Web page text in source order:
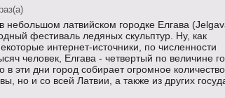
латвийском городке Елгава
фестиваль ледяных скульптур. Ну, как
интернет-источники, по численности
человек, Елгава - четвертый по величине
в эти дни город собирает огромное количество
но и со всей Латвии, а также из других